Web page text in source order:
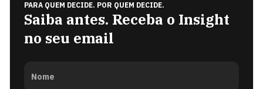
PARA QUEM DECIDE. POR QUEM DECIDE.
Saiba antes. Receba o Insight
no seu email
Nome